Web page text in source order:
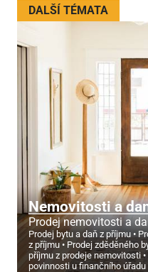
DALŠÍ TÉMATA
Nemovitosti a
Prodej nemovitosti a
Prodej bytu a daň z příjmu
z příjmu
Prodej zděděného
příjmu z prodeje nemovitosti
povinnosti u finančního